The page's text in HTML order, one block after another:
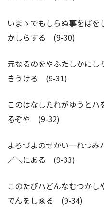
いまゝでもしらぬ事をば
かしらする (9-30)
元なるのをやふたしかに
きうける (9-31)
このはなしたれがゆうと
るぞや (9-32)
よろづよのせかい一れつ
／＼にある (9-33)
このたびハどんなむつか
でんをしゑる (9-34)